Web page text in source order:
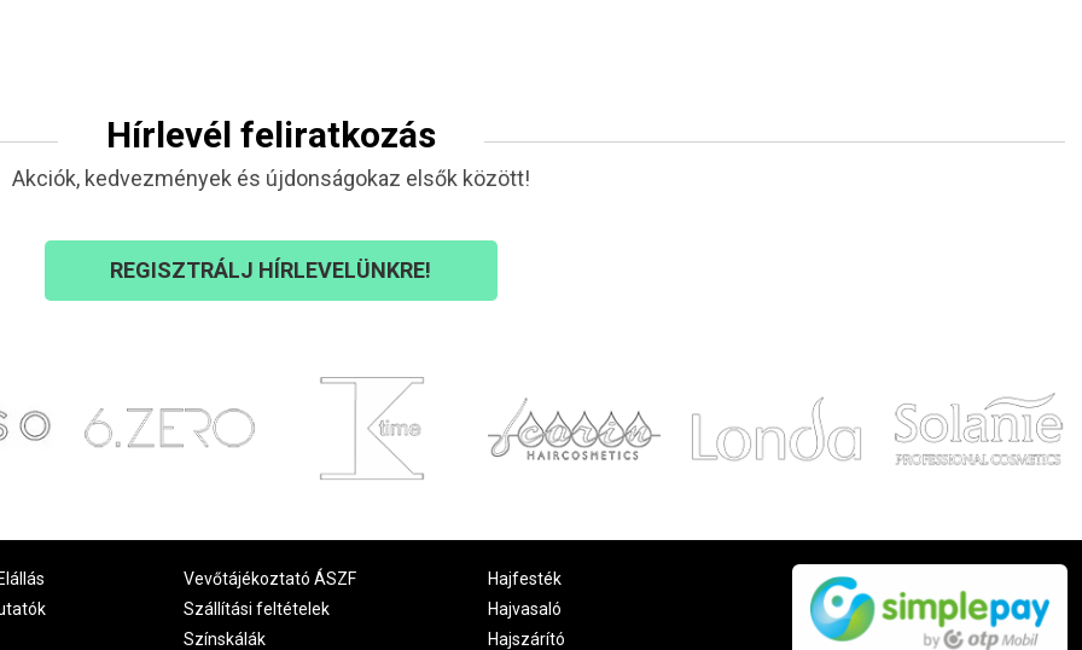
Hírlevél feliratkozás
Akciók, kedvezmények és újdonságokaz elsők között!
REGISZTRÁLJ HÍRLEVELÜNKRE!
Vevőtájékoztató ÁSZF
Szállítási feltételek
Színskálák
Hajfesték
Hajvasaló
Hajszárító